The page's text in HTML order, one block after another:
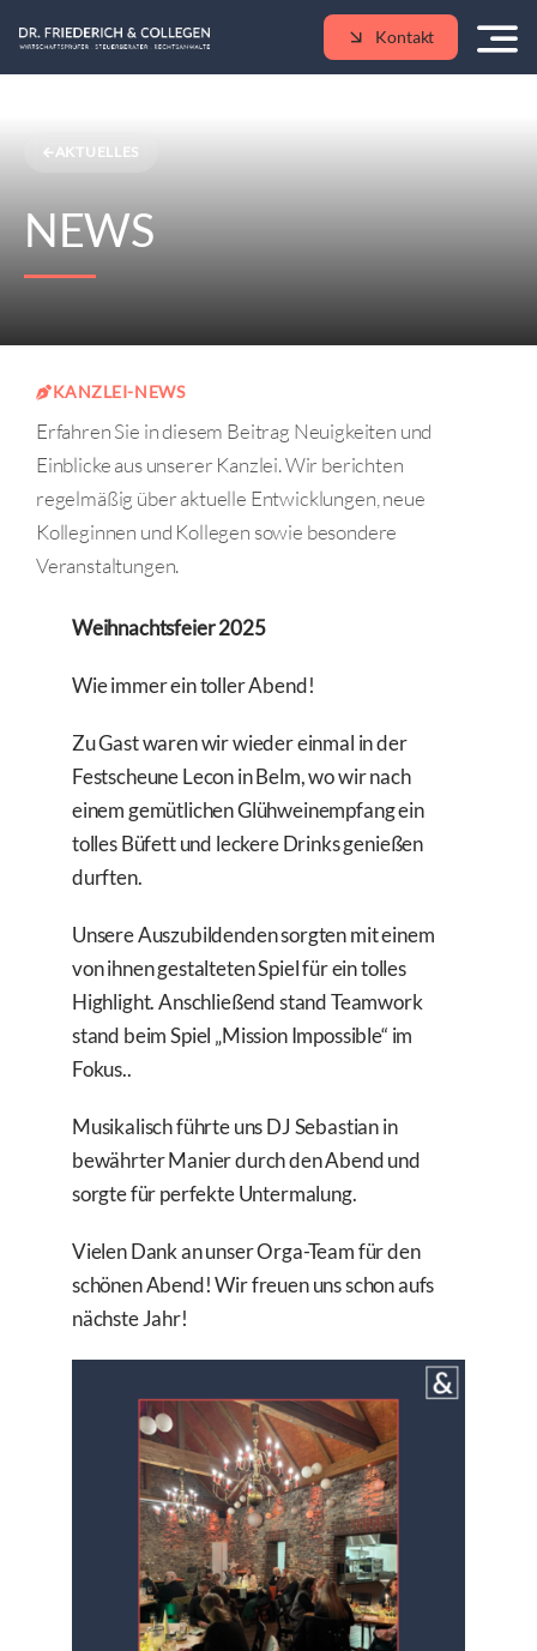
content
Kontakt
AKTUELLES
NEWS
KANZLEI-NEWS
Erfahren Sie in diesem Beitrag Neuigkeiten und
Einblicke aus unserer Kanzlei. Wir berichten
regelmäßig über aktuelle Entwicklungen, neue
Kolleginnen und Kollegen sowie besondere
Veranstaltungen.
Weihnachtsfeier 2025
Wie immer ein toller Abend!
Zu Gast waren wir wieder einmal in der
Festscheune Lecon in Belm, wo wir nach
einem gemütlichen Glühweinempfang ein
tolles Büfett und leckere Drinks genießen
durften.
Unsere Auszubildenden sorgten mit einem
von ihnen gestalteten Spiel für ein tolles
Highlight. Anschließend stand Teamwork
stand beim Spiel „Mission Impossible“ im
Fokus..
Musikalisch führte uns DJ Sebastian in
bewährter Manier durch den Abend und
sorgte für perfekte Untermalung.
Vielen Dank an unser Orga-Team für den
schönen Abend! Wir freuen uns schon aufs
nächste Jahr!